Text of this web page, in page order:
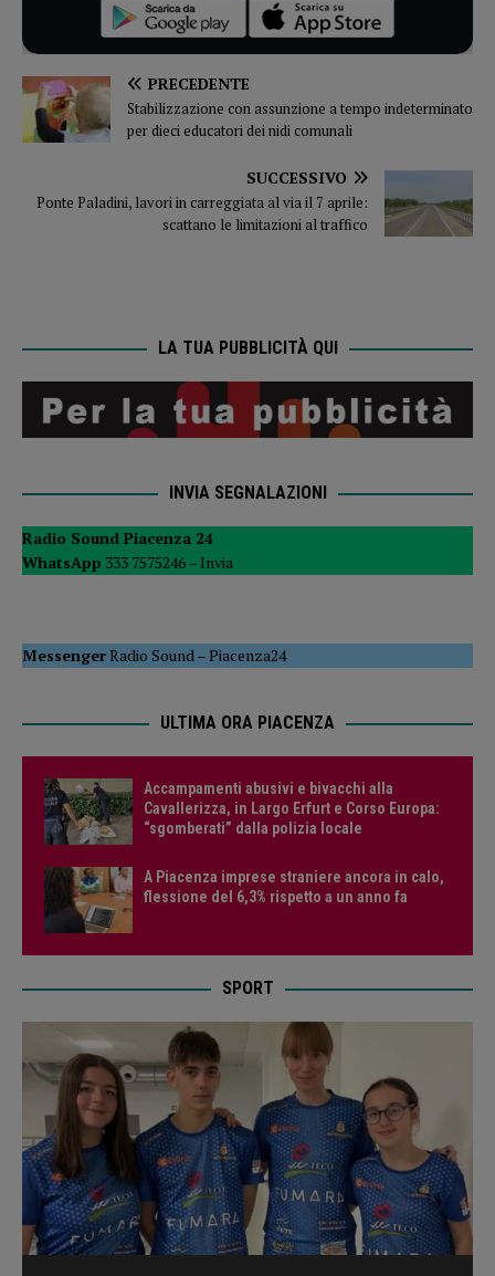
PRECEDENTE
Stabilizzazione con assunzione a tempo indeterminato
per dieci educatori dei nidi comunali
SUCCESSIVO
Ponte Paladini, lavori in carreggiata al via il 7 aprile:
scattano le limitazioni al traffico
LA TUA PUBBLICITÀ QUI
INVIA SEGNALAZIONI
Radio Sound Piacenza 24
WhatsApp 333 7575246 – Invia
MessengerRadio Sound –Piacenza24
ULTIMA ORA PIACENZA
Accampamenti abusivi e bivacchi alla
Cavallerizza, in Largo Erfurt e Corso Europa:
“sgomberati” dalla polizia locale
A Piacenza imprese straniere ancora in calo,
flessione del 6,3% rispetto a un anno fa
SPORT